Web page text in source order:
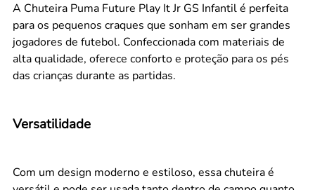
A Chuteira Puma Future Play It Jr GS Infantil é perfeita
para os pequenos craques que sonham em ser grandes
jogadores de futebol. Confeccionada com materiais de
alta qualidade, oferece conforto e proteção para os pés
das crianças durante as partidas.
Versatilidade
Com um design moderno e estiloso, essa chuteira é